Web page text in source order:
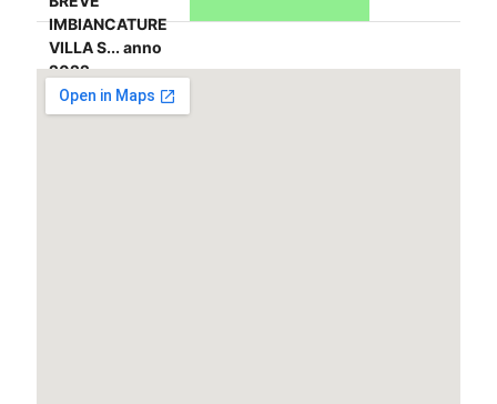
IMBIANCATURE
VILLA S... anno
2022